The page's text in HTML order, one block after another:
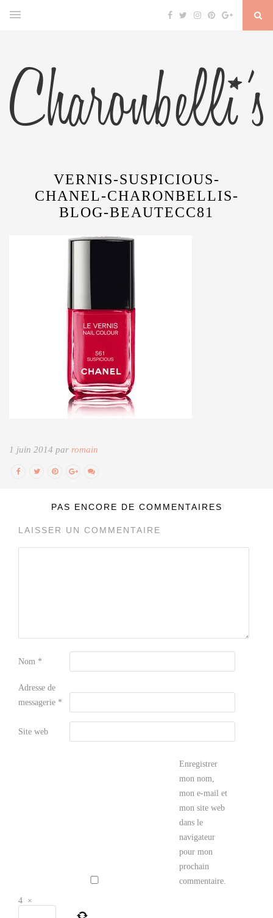
VERNIS-SUSPICIOUS-
CHANEL-CHARONBELLIS-
BLOG-BEAUTECC81
1 juin 2014 par romain
PAS ENCORE DE COMMENTAIRES
LAISSER UN COMMENTAIRE
Nom *
Adresse de
messagerie *
Site web
Enregistrer
mon nom,
mon e-mail et
mon site web
dans le
navigateur
pour mon
prochain
commentaire.
4 ×